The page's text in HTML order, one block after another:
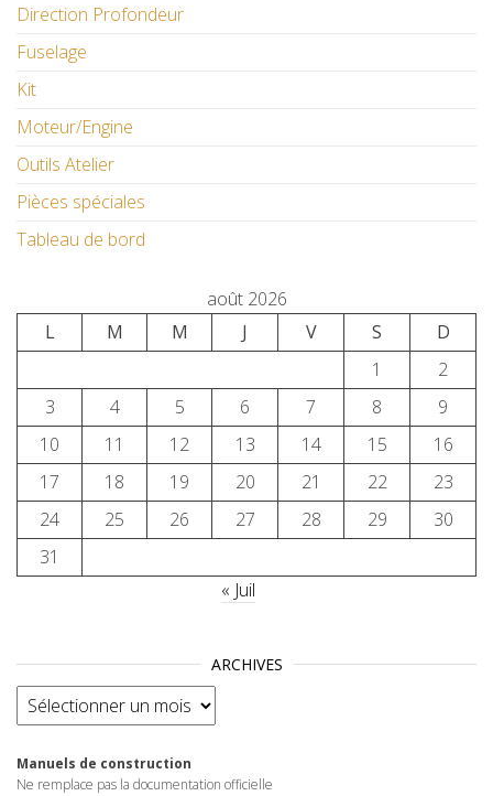
Direction Profondeur
Fuselage
Kit
Moteur/Engine
Outils Atelier
Pièces spéciales
Tableau de bord
août 2026
L
M M J V S
D
1
2
3
4 5 6 7 8
9
10
11 12 13 14 15
16
17
18 19 20 21 22
23
24
25 26 27 28 29
30
31
« Juil
ARCHIVES
Archives
Manuels de construction
Ne remplace pas la documentation officielle